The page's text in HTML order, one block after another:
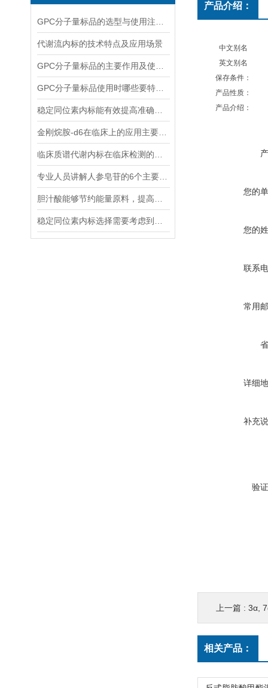
代谢流内标的技术特点及应用场景
产品介绍：
中文别名
英文别名
保存条件：
产品性质：
产品介绍：
您的
您的
联系
常用
详细
补充
验
上一篇 : 3α,
相关产品：